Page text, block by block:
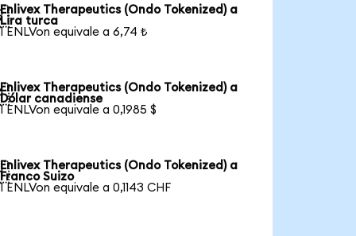
Enlivex Therapeutics (Ondo Tokenized) a
Lira turca
1 ENLVon equivale a 6,74 ₺
Enlivex Therapeutics (Ondo Tokenized) a
Dólar canadiense
1 ENLVon equivale a 0,1985 $
Enlivex Therapeutics (Ondo Tokenized) a
Franco Suizo
1 ENLVon equivale a 0,1143 CHF